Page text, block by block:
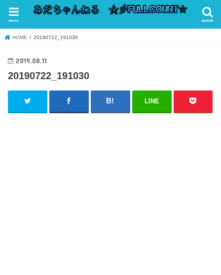
search
menu
HOME 20190722_191030
2019.08.11
20190722_191030
LINE